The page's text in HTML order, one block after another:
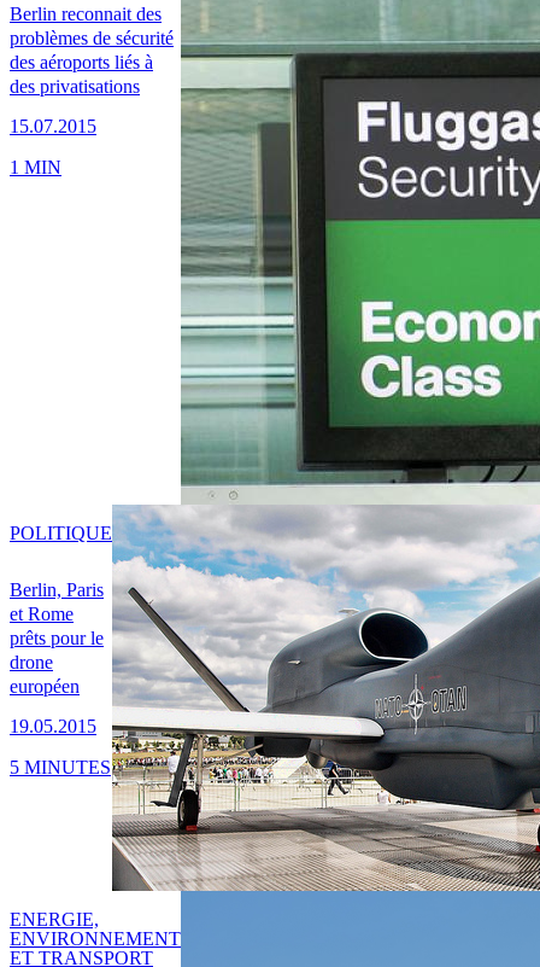
Berlin reconnait des
problèmes de sécurité
des aéroports liés à
des privatisations
15.07.2015
1 MIN
Berlin, Paris
et Rome
prêts pour le
drone
européen
19.05.2015
POLITIQUE
5 MINUTES
ENERGIE,
ENVIRONNEMENT
ET TRANSPORT